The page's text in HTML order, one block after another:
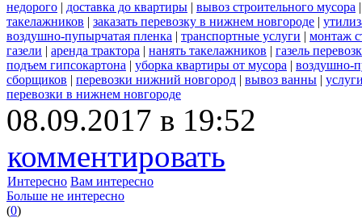
недорого | доставка до квартиры | вывоз строительного мусора
такелажников | заказать перевозку в нижнем новгороде |
воздушно-пупырчатая пленка | транспортные услуги | монтаж
газели | аренда трактора | нанять такелажников | газель
подъем гипсокартона | уборка квартиры от мусора | воздушно-
сборщиков | перевозки нижний новгород | вывоз ванны |
перевозки в нижнем новгороде
08.09.2017 в 19:52
комментировать
Интересно Вам интересно
Больше не интересно
(0)